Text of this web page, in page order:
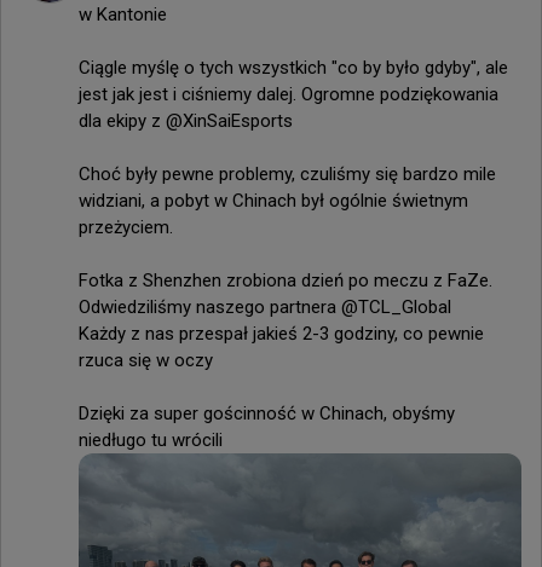
w Kantonie
Ciągle myślę o tych wszystkich "co by było gdyby", ale
jest jak jest i ciśniemy dalej. Ogromne podziękowania
dla ekipy z @XinSaiEsports
Choć były pewne problemy, czuliśmy się bardzo mile
widziani, a pobyt w Chinach był ogólnie świetnym
przeżyciem.
Fotka z Shenzhen zrobiona dzień po meczu z FaZe.
Odwiedziliśmy naszego partnera @TCL_Global
Każdy z nas przespał jakieś 2-3 godziny, co pewnie
rzuca się w oczy
Dzięki za super gościnność w Chinach, obyśmy
niedługo tu wrócili